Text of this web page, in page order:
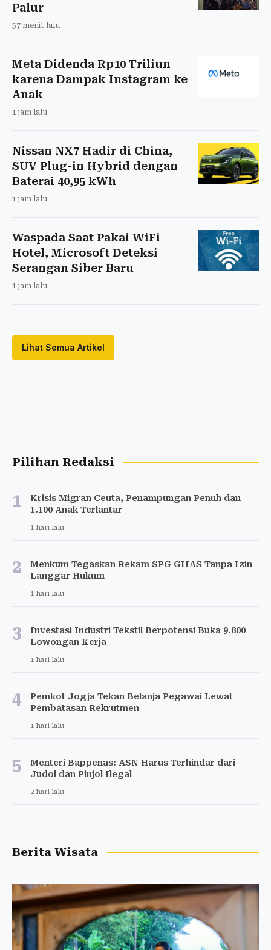
Palur
57 menit lalu
Meta Didenda Rp10 Triliun
karena Dampak Instagram ke
Anak
1 jam lalu
Nissan NX7 Hadir di China,
SUV Plug-in Hybrid dengan
Baterai 40,95 kWh
1 jam lalu
Waspada Saat Pakai WiFi
Hotel, Microsoft Deteksi
Serangan Siber Baru
1 jam lalu
Lihat Semua Artikel
Pilihan Redaksi
1
Krisis Migran Ceuta, Penampungan Penuh dan
1.100 Anak Terlantar
1 hari lalu
2
Menkum Tegaskan Rekam SPG GIIAS Tanpa Izin
Langgar Hukum
1 hari lalu
3
Investasi Industri Tekstil Berpotensi Buka 9.800
Lowongan Kerja
1 hari lalu
4
Pemkot Jogja Tekan Belanja Pegawai Lewat
Pembatasan Rekrutmen
1 hari lalu
5
Menteri Bappenas: ASN Harus Terhindar dari
Judol dan Pinjol Ilegal
2 hari lalu
Berita Wisata